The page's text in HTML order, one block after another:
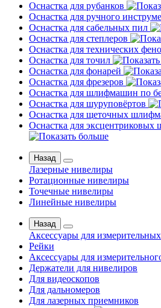
Оснастка для рубанков
Оснастка для ручного
Оснастка для сабельных пил
Оснастка для степлеров
Оснастка для технических
Оснастка для точил
Оснастка для фонарей
Оснастка для фрезеров
Оснастка для шлифмашин по
Оснастка для шуруповёртов
Оснастка для щеточных
Оснастка для
Назад
Лазерные нивелиры
Ротационные нивелиры
Точечные нивелиры
Линейные нивелиры
Назад
Аксессуары для
Рейки
Аксессуары для
Держатели для нивелиров
Для видеоскопов
Для дальномеров
Для лазерных приемников